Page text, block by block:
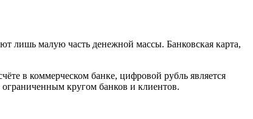
лишь малую часть денежной массы. Банковская карта,
в коммерческом банке, цифровой рубль является
кругом банков и клиентов.